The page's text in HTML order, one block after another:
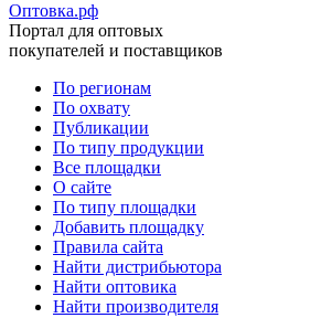
Оптовка.рф
Портал для оптовых
покупателей и поставщиков
Меню
подвале
По регионам
По охвату
Публикации
По типу продукции
Все площадки
О сайте
По типу площадки
Добавить площадку
Правила сайта
Найти дистрибьютора
Найти оптовика
Найти производителя